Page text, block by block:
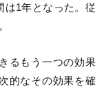
は1年となった。従
るもう一つの効果
的なその効果を確